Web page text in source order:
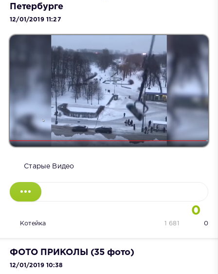
Петербурге
12/01/2019 11:27
Старые Видео
0
Котейка 0
1 681
ФОТО ПРИКОЛЫ (35 фото)
12/01/2019 10:38